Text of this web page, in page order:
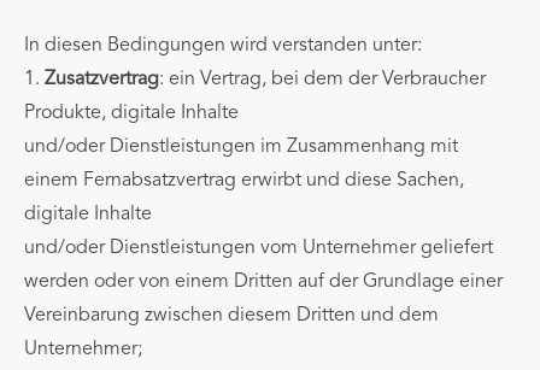
In diesen Bedingungen wird verstanden unter:
1. Zusatzvertrag: ein Vertrag, bei dem der Verbraucher
Produkte, digitale Inhalte
und/oder Dienstleistungen im Zusammenhang mit
einem Fernabsatzvertrag erwirbt und diese Sachen,
digitale Inhalte
und/oder Dienstleistungen vom Unternehmer geliefert
werden oder von einem Dritten auf der Grundlage einer
Vereinbarung zwischen diesem Dritten und dem
Unternehmer;